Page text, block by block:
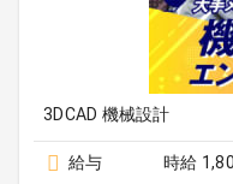
3DCAD 機械設計
給与
時給